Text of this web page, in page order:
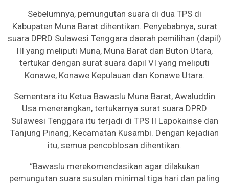
Sebelumnya, pemungutan suara di dua TPS di
Kabupaten Muna Barat dihentikan. Penyebabnya, surat
suara DPRD Sulawesi Tenggara daerah pemilihan (dapil)
III yang meliputi Muna, Muna Barat dan Buton Utara,
tertukar dengan surat suara dapil VI yang meliputi
Konawe, Konawe Kepulauan dan Konawe Utara.
Sementara itu Ketua Bawaslu Muna Barat, Awaluddin
Usa menerangkan, tertukarnya surat suara DPRD
Sulawesi Tenggara itu terjadi di TPS II Lapokainse dan
Tanjung Pinang, Kecamatan Kusambi. Dengan kejadian
itu, semua pencoblosan dihentikan.
“Bawaslu merekomendasikan agar dilakukan
pemungutan suara susulan minimal tiga hari dan paling